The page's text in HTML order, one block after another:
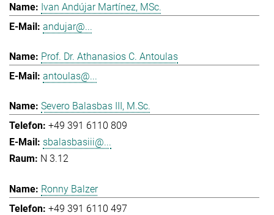
Ivan Andújar Martínez, MSc.
andujar@...
Prof. Dr. Athanasios C. Antoulas
antoulas@...
Severo Balasbas III, M.Sc.
+49 391 6110 809
sbalasbasiii@...
N 3.12
Ronny Balzer
+49 391 6110 497